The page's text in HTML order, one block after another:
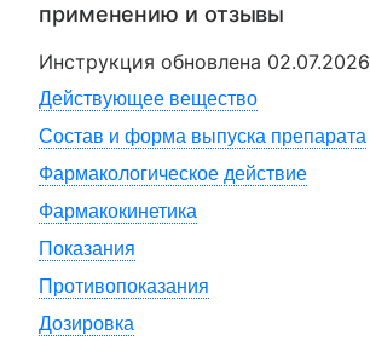
применению и отзывы
Инструкция обновлена 02.07.2026
Действующее вещество
Состав и форма выпуска препарата
Фармакологическое действие
Фармакокинетика
Показания
Противопоказания
Дозировка